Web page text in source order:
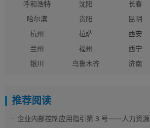
呼和浩特
沈阳 长春
哈尔滨
贵阳 昆明
杭州
拉萨 西安
兰州
福州 西宁
银川
乌鲁木齐 济南
推荐阅读
企业内部控制应用指引第 3 号——人力资源